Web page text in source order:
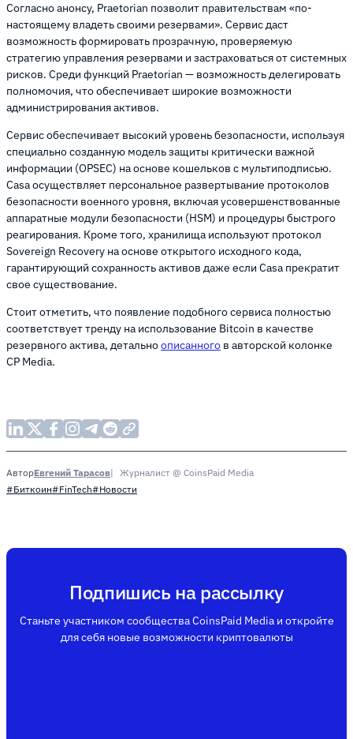
Согласно анонсу, Praetorian позволит правительствам «по-
настоящему владеть своими резервами». Сервис даст
возможность формировать прозрачную, проверяемую
стратегию управления резервами и застраховаться от системных
рисков. Среди функций Praetorian — возможность делегировать
полномочия, что обеспечивает широкие возможности
администрирования активов.
Сервис обеспечивает высокий уровень безопасности, используя
специально созданную модель защиты критически важной
информации (OPSEC) на основе кошельков с мультиподписью.
Casa осуществляет персональное развертывание протоколов
безопасности военного уровня, включая усовершенствованные
аппаратные модули безопасности (HSM) и процедуры быстрого
реагирования. Кроме того, хранилища используют протокол
Sovereign Recovery на основе открытого исходного кода,
гарантирующий сохранность активов даже если Casa прекратит
свое существование.
Стоит отметить, что появление подобного сервиса полностью
соответствует тренду на использование Bitcoin в качестве
резервного актива, детальноописанного в авторской колонке
CP Media.
АвторЕвгений Тарасов
Журналист @ CoinsPaid Media
#Биткоин#FinTech#Новости
Подпишись на рассылку
Станьте участником сообщества CoinsPaid Media и откройте
для себя новые возможности криптовалюты